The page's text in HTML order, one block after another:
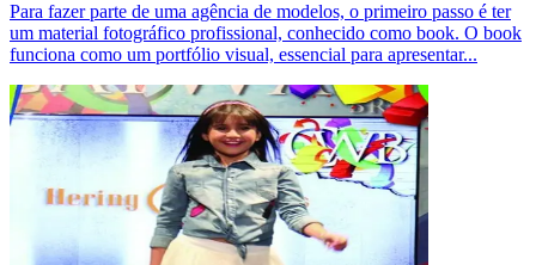
Para fazer parte de uma agência de modelos, o primeiro passo é ter
um material fotográfico profissional, conhecido como book. O book
funciona como um portfólio visual, essencial para apresentar...